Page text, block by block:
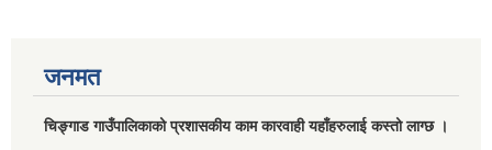
जनमत
चिङ्गाड गाउँपालिकाको प्रशासकीय काम कारवाही यहाँहरुलाई कस्तो लाग्छ ।